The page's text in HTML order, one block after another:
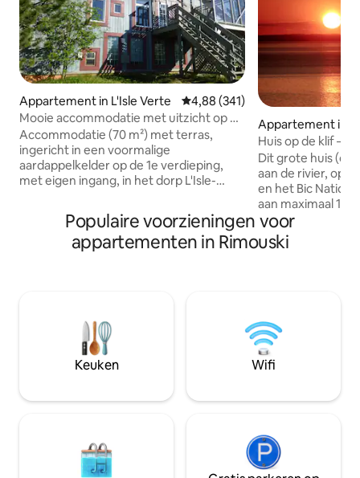
Appartement in L'Isle Verte Gemiddelde beoordeling van
4,88 (341)
Mooie accommodatie met uitzicht op de
rivier met terras
Accommodatie (70 m²) met terras,
ingericht in een voormalige
aardappelkelder op de 1e verdieping,
met eigen ingang, in het dorp L'Isle-
uitzicht op de rivier, rustig. Biedt
comfortabel plaats aan 6 personen, 3
slaapkamers (2 met een
wasmachine/droger. Grote tuin met
bomen en meerdere parkeerplaatsen.
Huisdieren toegestaan. Wifi. Rookvrije
accommodatie.
Appartement in
Huis op de klif –
Dit grote huis
aan de rivier, op
en het Bic
aan maximaal 10
groepen/
een prachtig
prachtige
barbecue en
verandering van
gegarandeerd!
Populaire voorzieningen voor
appartementen in Rimouski
Keuken Wifi